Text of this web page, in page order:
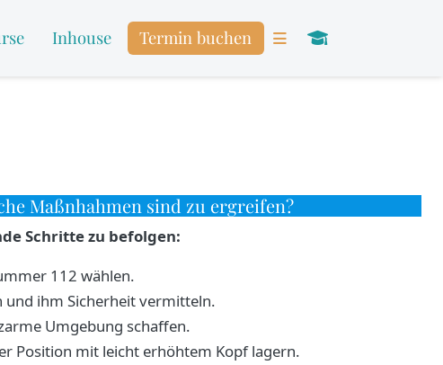
Inhouse Termin buchen
Maßnhahmen sind zu ergreifen?
Schritte zu befolgen:
112 wählen.
und ihm Sicherheit vermitteln.
Umgebung schaffen.
Position mit leicht erhöhtem Kopf lagern.